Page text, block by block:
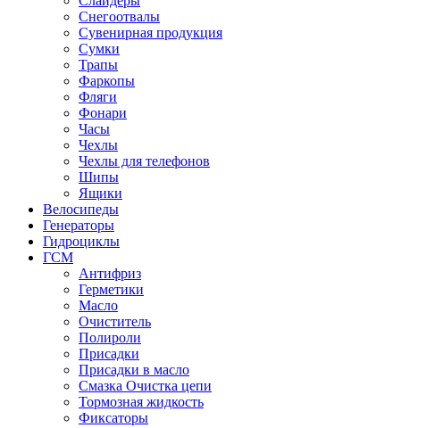
Снегоотвалы
Сувенирная продукция
Сумки
Трапы
Фаркопы
Фляги
Фонари
Часы
Чехлы
Чехлы для телефонов
Шипы
Ящики
Велосипеды
Генераторы
Гидроциклы
ГСМ
Антифриз
Герметики
Масло
Очиститель
Полироли
Присадки
Присадки в масло
Смазка Очистка цепи
Тормозная жидкость
Фиксаторы